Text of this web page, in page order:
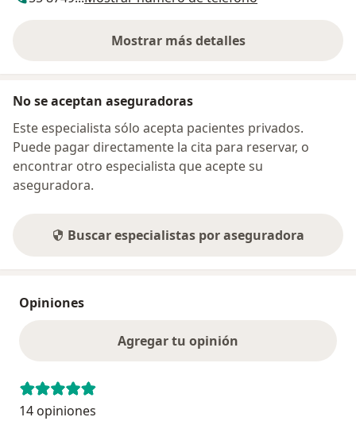
Mostrar más detalles
sobre la dirección
No se aceptan aseguradoras
Este especialista sólo acepta pacientes privados.
Puede pagar directamente la cita para reservar, o
encontrar otro especialista que acepte su
aseguradora.
Buscar especialistas por aseguradora
Opiniones
Agregar tu opinión
14 opiniones